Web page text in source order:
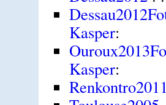
Kasper:
Kasper: